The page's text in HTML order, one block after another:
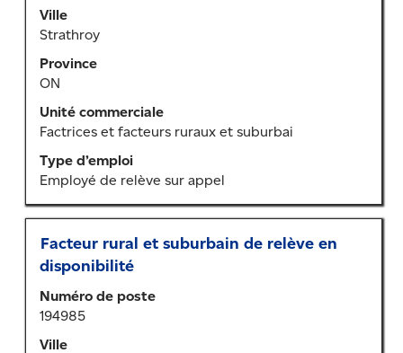
Ville
Strathroy
Province
ON
Unité commerciale
Factrices et facteurs ruraux et suburbai
Type d’emploi
Employé de relève sur appel
barre
d’espacement
afficher
tout
le
contenu
renseignements
sur
l’emploi.
Titre
Facteur rural et suburbain de relève en
disponibilité
Numéro de poste
194985
Ville
Sélectionner
au
moyen
de
la
barre